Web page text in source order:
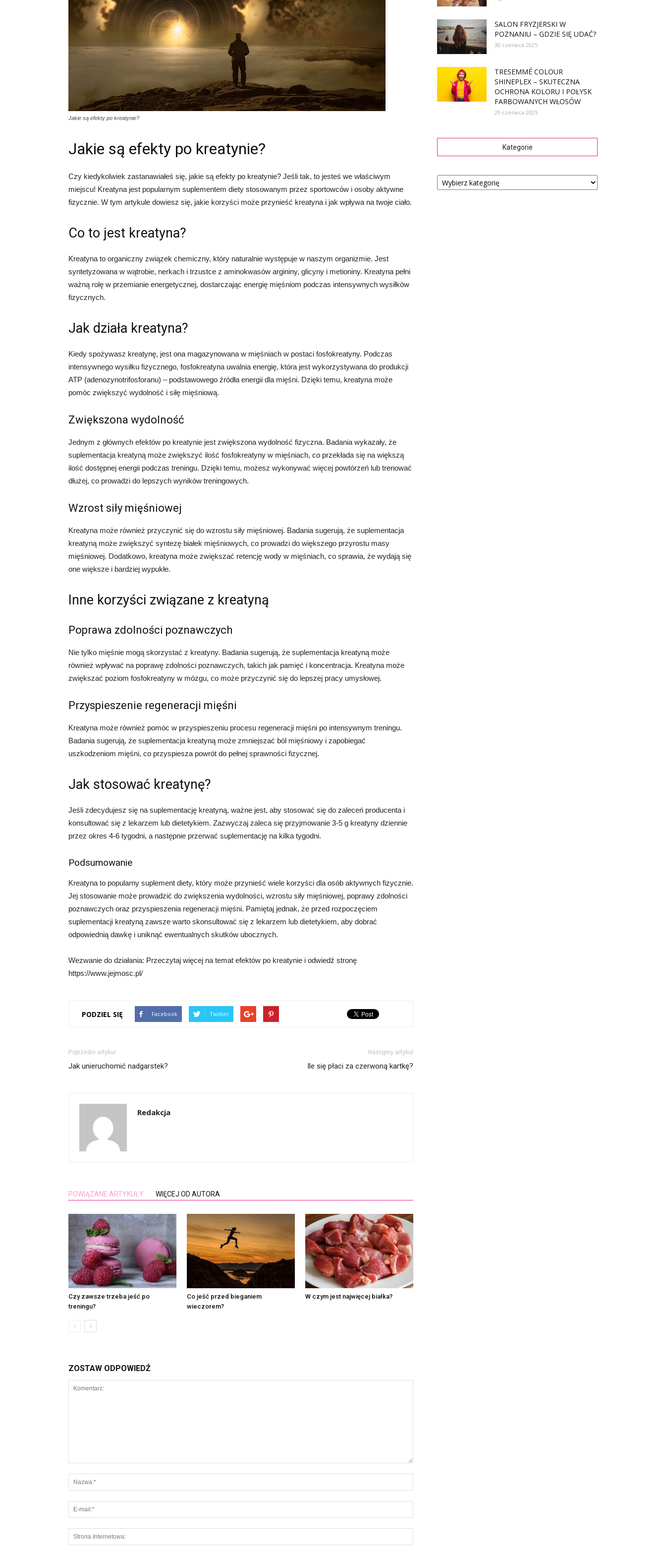
Jakie są efekty po kreatynie?
Jakie są efekty po kreatynie?
Czy kiedykolwiek zastanawiałeś się, jakie są efekty po kreatynie? Jeśli tak, to jesteś we właściwym
miejscu! Kreatyna jest popularnym suplementem diety stosowanym przez sportowców i osoby aktywne
fizycznie. W tym artykule dowiesz się, jakie korzyści może przynieść kreatyna i jak wpływa na twoje ciało.
Co to jest kreatyna?
Kreatyna to organiczny związek chemiczny, który naturalnie występuje w naszym organizmie. Jest
syntetyzowana w wątrobie, nerkach i trzustce z aminokwasów argininy, glicyny i metioniny. Kreatyna pełni
ważną rolę w przemianie energetycznej, dostarczając energię mięśniom podczas intensywnych wysiłków
fizycznych.
Jak działa kreatyna?
Kiedy spożywasz kreatynę, jest ona magazynowana w mięśniach w postaci fosfokreatyny. Podczas
intensywnego wysiłku fizycznego, fosfokreatyna uwalnia energię, która jest wykorzystywana do produkcji
ATP (adenozynotrifosforanu) – podstawowego źródła energii dla mięśni. Dzięki temu, kreatyna może
pomóc zwiększyć wydolność i siłę mięśniową.
Zwiększona wydolność
Jednym z głównych efektów po kreatynie jest zwiększona wydolność fizyczna. Badania wykazały, że
suplementacja kreatyną może zwiększyć ilość fosfokreatyny w mięśniach, co przekłada się na większą
ilość dostępnej energii podczas treningu. Dzięki temu, możesz wykonywać więcej powtórzeń lub trenować
dłużej, co prowadzi do lepszych wyników treningowych.
Wzrost siły mięśniowej
Kreatyna może również przyczynić się do wzrostu siły mięśniowej. Badania sugerują, że suplementacja
kreatyną może zwiększyć syntezę białek mięśniowych, co prowadzi do większego przyrostu masy
mięśniowej. Dodatkowo, kreatyna może zwiększać retencję wody w mięśniach, co sprawia, że wydają się
one większe i bardziej wypukłe.
Inne korzyści związane z kreatyną
Poprawa zdolności poznawczych
Nie tylko mięśnie mogą skorzystać z kreatyny. Badania sugerują, że suplementacja kreatyną może
również wpływać na poprawę zdolności poznawczych, takich jak pamięć i koncentracja. Kreatyna może
zwiększać poziom fosfokreatyny w mózgu, co może przyczynić się do lepszej pracy umysłowej.
Przyspieszenie regeneracji mięśni
Kreatyna może również pomóc w przyspieszeniu procesu regeneracji mięśni po intensywnym treningu.
Badania sugerują, że suplementacja kreatyną może zmniejszać ból mięśniowy i zapobiegać
uszkodzeniom mięśni, co przyspiesza powrót do pełnej sprawności fizycznej.
Jak stosować kreatynę?
Jeśli zdecydujesz się na suplementację kreatyną, ważne jest, aby stosować się do zaleceń producenta i
konsultować się z lekarzem lub dietetykiem. Zazwyczaj zaleca się przyjmowanie 3-5 g kreatyny dziennie
przez okres 4-6 tygodni, a następnie przerwać suplementację na kilka tygodni.
Podsumowanie
Kreatyna to popularny suplement diety, który może przynieść wiele korzyści dla osób aktywnych fizycznie.
Jej stosowanie może prowadzić do zwiększenia wydolności, wzrostu siły mięśniowej, poprawy zdolności
poznawczych oraz przyspieszenia regeneracji mięśni. Pamiętaj jednak, że przed rozpoczęciem
suplementacji kreatyną zawsze warto skonsultować się z lekarzem lub dietetykiem, aby dobrać
odpowiednią dawkę i uniknąć ewentualnych skutków ubocznych.
Wezwanie do działania: Przeczytaj więcej na temat efektów po kreatynie i odwiedź stronę
https://www.jejmosc.pl/
PODZIEL SIĘ Facebook Twitter
Poprzedni artykuł
Jak unieruchomić nadgarstek?
Następny artykuł
Ile się płaci za czerwoną kartkę?
Redakcja
POWIĄZANE ARTYKUŁY WIĘCEJ OD AUTORA
Czy zawsze trzeba jeść po
treningu?
Co jeść przed bieganiem
wieczorem?
W czym jest najwięcej białka?
ZOSTAW ODPOWIEDŹ
SALON FRYZJERSKI W
POZNANIU – GDZIE SIĘ UDAĆ?
30 czerwca 2025
TRESEMMÉ COLOUR
SHINEPLEX – SKUTECZNA
OCHRONA KOLORU I POŁYSK
FARBOWANYCH WŁOSÓW
29 czerwca 2025
Kategorie
Kategorie